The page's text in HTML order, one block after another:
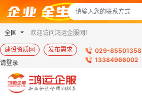
全国 欢迎访问鸿运企服网！
建设资质网
发布需求
请登录
029-85501358
13384966002